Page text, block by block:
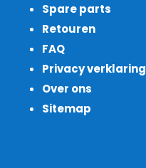
Spare parts
Retouren
FAQ
Privacy verklaring
Over ons
Sitemap